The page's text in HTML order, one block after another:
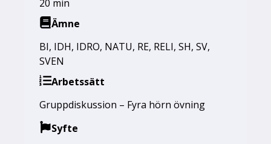
20 min
Ämne
BI, IDH, IDRO, NATU, RE, RELI, SH, SV,
SVEN
Arbetssätt
Gruppdiskussion – Fyra hörn övning
Syfte